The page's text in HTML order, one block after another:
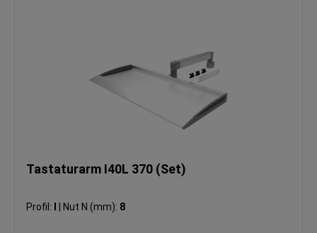
Tastaturarm I40L 370 (Set)
Profil: Nut N (mm): 8